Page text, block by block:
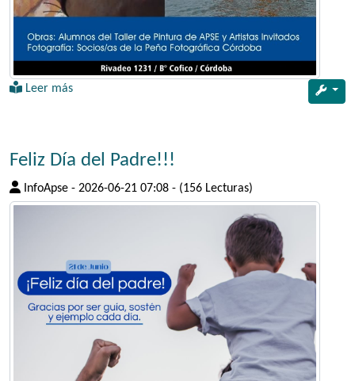
Leer más
Feliz Día del Padre!!!
InfoApse - 2026-06-21 07:08 - (156 Lecturas)